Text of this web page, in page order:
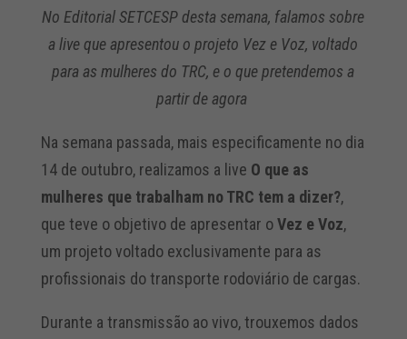
No Editorial SETCESP desta semana, falamos sobre
a live que apresentou o projeto Vez e Voz, voltado
para as mulheres do TRC, e o que pretendemos a
partir de agora
Na semana passada, mais especificamente no dia
14 de outubro, realizamos a live O que as
mulheres que trabalham no TRC tem a dizer?,
que teve o objetivo de apresentar oVez e Voz,
um projeto voltado exclusivamente para as
profissionais do transporte rodoviário de cargas.
Durante a transmissão ao vivo, trouxemos dados